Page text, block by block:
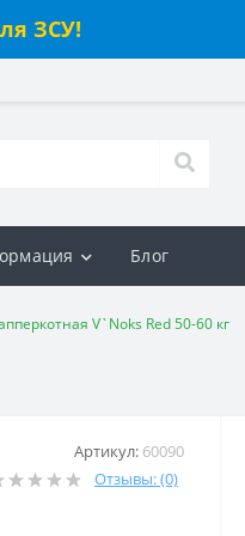
ЗСУ!
Блог
V`Noks Red 50-60 кг
Артикул: 60090
Отзывы: (0)